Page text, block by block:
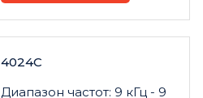
4024С
Диапазон частот: 9 кГц - 9